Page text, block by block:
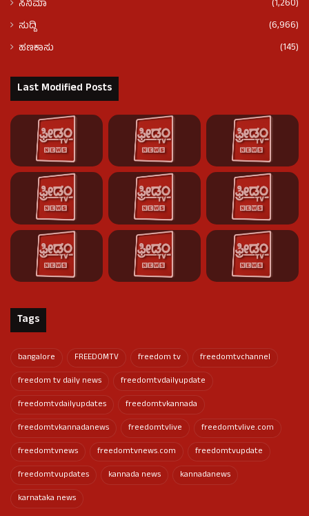
ಸಿನಿಮಾ
(1,260)
ಸುದ್ದಿ
(6,966)
ಹಣಕಾಸು
(145)
Last Modified Posts
Tags
bangalore FREEDOMTV freedom tv
freedomtvchannel
freedom tv daily news
freedomtvdailyupdate
freedomtvdailyupdates
freedomtvkannada
freedomtvkannadanews
freedomtvlive
freedomtvlive.com
freedomtvnews
freedomtvnews.com
freedomtvupdate
freedomtvupdates
kannada news
kannadanews
karnataka news